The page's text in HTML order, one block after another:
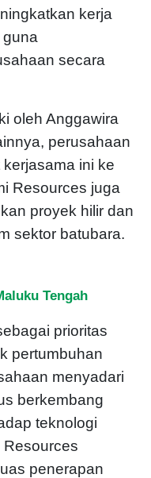
kerja
secara
oleh Anggawira
perusahaan
ini ke
Resources juga
proyek hilir dan
sektor batubara.
Tengah
prioritas
pertumbuhan
menyadari
berkembang
teknologi
Resources
penerapan